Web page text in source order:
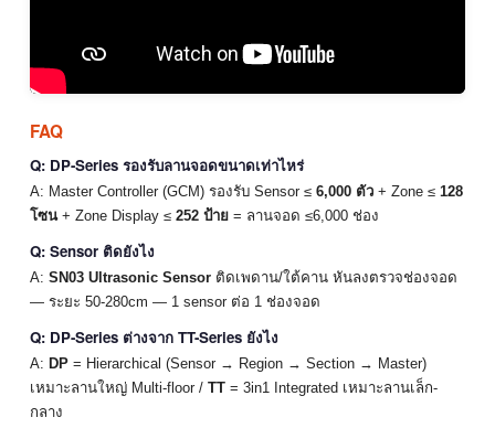
FAQ
Q: DP-Series รองรับลานจอดขนาดเท่าไหร่
A: Master Controller (GCM) รองรับ Sensor ≤ 6,000 ตัว + Zone ≤ 128
โซน+ Zone Display ≤ 252 ป้าย = ลานจอด ≤6,000 ช่อง
Q: Sensor ติดยังไง
A: SN03 Ultrasonic Sensor ติดเพดาน/ใต้คาน หันลงตรวจช่องจอด
— ระยะ 50-280cm — 1 sensor ต่อ 1 ช่องจอด
Q: DP-Series ต่างจาก TT-Series ยังไง
A: DP = Hierarchical (Sensor → Region → Section → Master)
เหมาะลานใหญ่ Multi-floor / TT = 3in1 Integrated เหมาะลานเล็ก-
กลาง